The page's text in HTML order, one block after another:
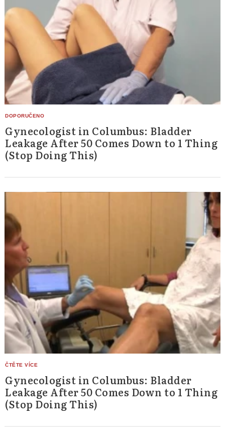
Gynecologist in Columbus: Bladder
Leakage After 50 Comes Down to 1 Thing
(Stop Doing This)
Gynecologist in Columbus: Bladder
Leakage After 50 Comes Down to 1 Thing
(Stop Doing This)